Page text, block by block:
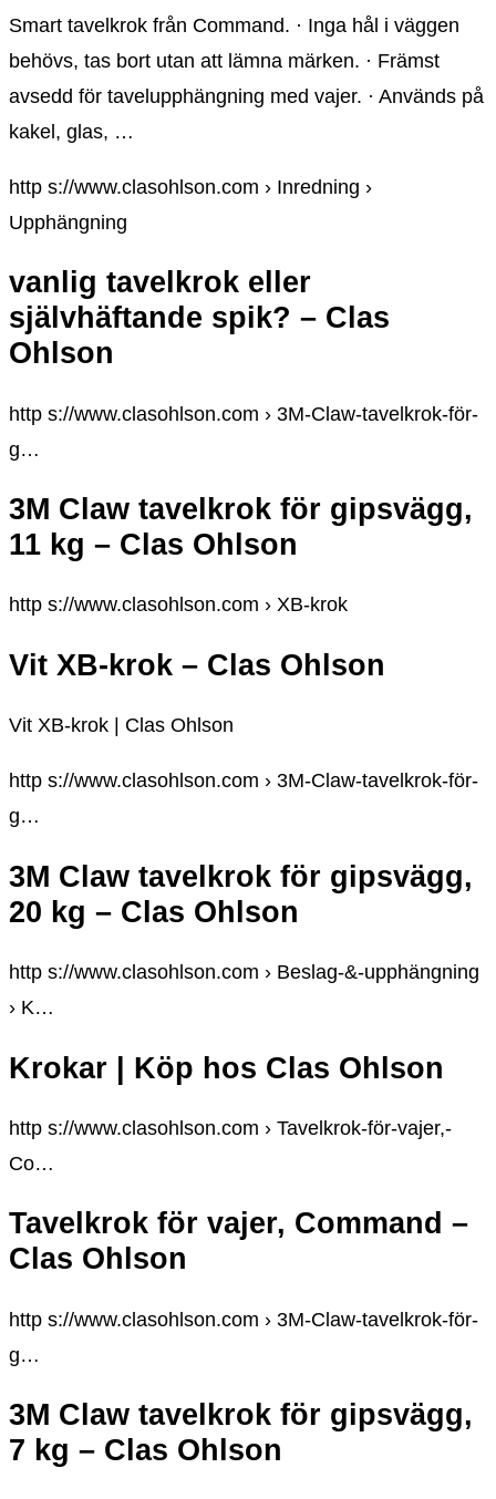
Smart tavelkrok från Command. · Inga hål i väggen
behövs, tas bort utan att lämna märken. · Främst
avsedd för tavelupphängning med vajer. · Används på
kakel, glas, …
http s://www.clasohlson.com › Inredning ›
Upphängning
vanlig tavelkrok eller
självhäftande spik? – Clas
Ohlson
http s://www.clasohlson.com › 3M-Claw-tavelkrok-för-
g…
3M Claw tavelkrok för gipsvägg,
11 kg – Clas Ohlson
http s://www.clasohlson.com › XB-krok
Vit XB-krok – Clas Ohlson
Vit XB-krok | Clas Ohlson
http s://www.clasohlson.com › 3M-Claw-tavelkrok-för-
g…
3M Claw tavelkrok för gipsvägg,
20 kg – Clas Ohlson
http s://www.clasohlson.com › Beslag-&-upphängning
› K…
Krokar | Köp hos Clas Ohlson
http s://www.clasohlson.com › Tavelkrok-för-vajer,-
Co…
Tavelkrok för vajer, Command –
Clas Ohlson
http s://www.clasohlson.com › 3M-Claw-tavelkrok-för-
g…
3M Claw tavelkrok för gipsvägg,
7 kg – Clas Ohlson